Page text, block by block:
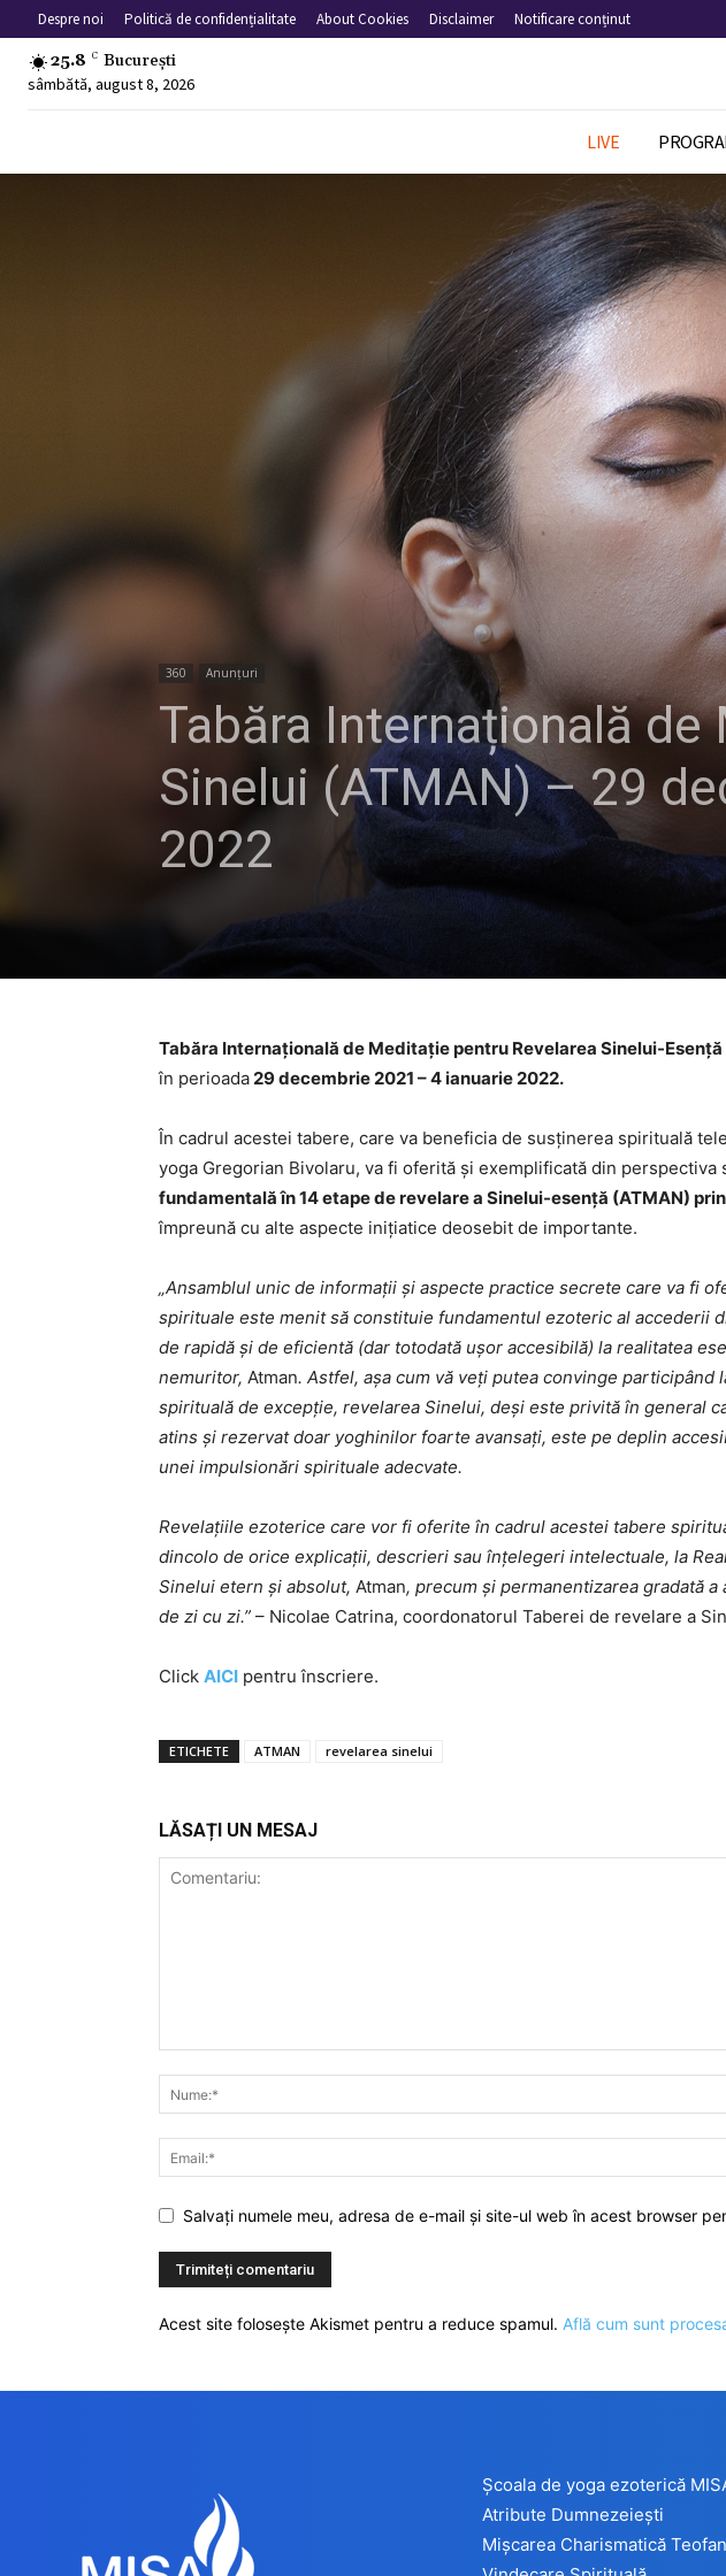
Despre noi Politică de confidențialitate About Cookies Disclaimer Notificare conținut
25.8 C București
sâmbătă, august 8, 2026
LIVE
360 Anunțuri
Tabăra Internațională
Sinelui (ATMAN) – 29
2022
Tabăra Internațională de Meditație pentru Revelarea Sinelui-Esență
în perioada29 decembrie 2021 – 4 ianuarie 2022.
În cadrul acestei tabere, care va beneficia de susținerea spirituală
yoga Gregorian Bivolaru, va fi oferită și exemplificată din perspectiva
fundamentală în 14 etape de revelare a Sinelui-esență (ATMAN)
împreună cu alte aspecte inițiatice deosebit de importante.
„Ansamblul unic de informații și aspecte practice secrete care va fi
spirituale este menit să constituie fundamentul ezoteric al accederii
de rapidă și de eficientă (dar totodată ușor accesibilă) la realitatea
nemuritor, Atman. Astfel, așa cum vă veți putea convinge participând
spirituală de excepție, revelarea Sinelui, deși este privită în general
atins și rezervat doar yoghinilor foarte avansați, este pe deplin
unei impulsionări spirituale adecvate.
Revelațiile ezoterice care vor fi oferite în cadrul acestei tabere
dincolo de orice explicații, descrieri sau înțelegeri intelectuale, la
Sinelui etern și absolut, Atman, precum și permanentizarea gradată
de zi cu zi.” – Nicolae Catrina, coordonatorul Taberei de revelare a
Click AICI pentru înscriere.
ETICHETE ATMAN revelarea sinelui
LĂSAȚI UN MESAJ
Salvați numele meu, adresa de e-mail și site-ul web în acest browser
Acest site folosește Akismet pentru a reduce spamul. Află cum sunt
Școala de yoga ezoterică
Atribute Dumnezeiești
Mișcarea Charismatică